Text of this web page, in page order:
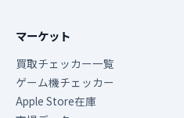
マーケット
買取チェッカー一覧
ゲーム機チェッカー
Apple Store在庫